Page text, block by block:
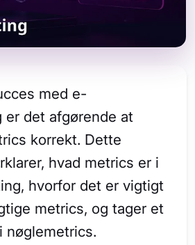
med e-
er det afgørende at
korrekt. Dette
hvad metrics er i
hvorfor det er vigtigt
metrics, og tager et
nøglemetrics.